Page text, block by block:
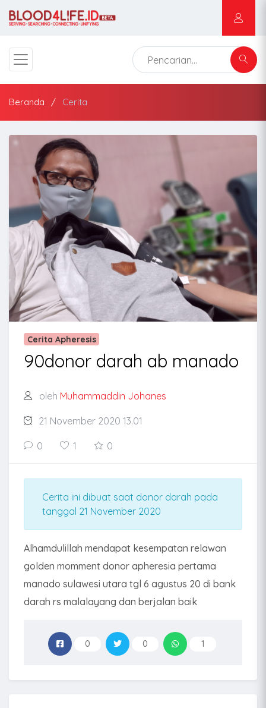
Beranda Cerita
Cerita Apheresis
90donor darah ab manado
oleh Muhammaddin Johanes
21 November 2020 13.01
0 1 0
Cerita ini dibuat saat donor darah pada
tanggal 21 November 2020
Alhamdulillah mendapat kesempatan relawan
golden momment donor apheresia pertama
manado sulawesi utara tgl 6 agustus 20 di bank
darah rs malalayang dan berjalan baik
0 0 1